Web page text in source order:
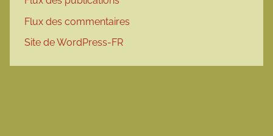
Flux des commentaires
Site de WordPress-FR